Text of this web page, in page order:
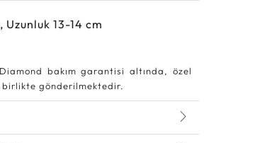
Uzunluk 13-14 cm
bakım garantisi altında, özel
gönderilmektedir.